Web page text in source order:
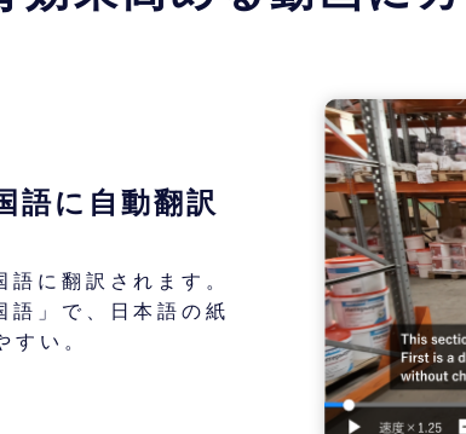
語に自動翻訳
に翻訳されます。
語」で、日本語の紙
すい。